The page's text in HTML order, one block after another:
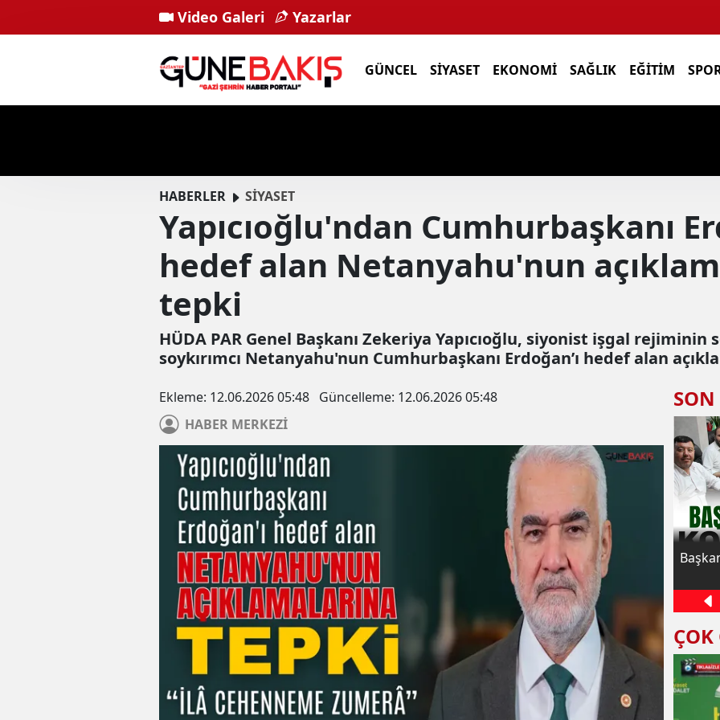
Video Galeri Yazarlar
GÜNCEL SIYASET EKONOMI SAĞLIK EĞITIM
HABERLER SİYASET
Yapıcıoğlu'ndan Cumhurbaşkanı
hedef alan Netanyahu'nun
tepki
HÜDA PAR Genel Başkanı Zekeriya Yapıcıoğlu, siyonist işgal rejiminin
soykırımcı Netanyahu'nun Cumhurbaşkanı Erdoğan’ı hedef alan
Ekleme: 12.06.2026 05:48 Güncelleme: 12.06.2026 05:48
HABER MERKEZİ
SON
HÜDA PAR Gaziantep İl Başkanı Kaya:
Çocuklarımız yaz Kur'an kurslarında
bereketli vakit geçirdiler